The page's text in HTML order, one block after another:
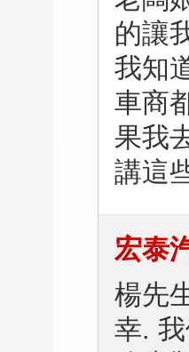
的讓
我知
車商
果我
講這
宏泰
楊先
幸.